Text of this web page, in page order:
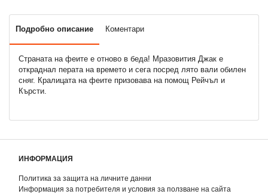
Подробно описание Коментари
Страната на феите е отново в беда! Мразовития Джак е
откраднал перата на времето и сега посред лято вали обилен
сняг. Кралицата на феите призовава на помощ Рейчъл и
Кърсти.
ИНФОРМАЦИЯ
Политика за защита на личните данни
Информация за потребителя и условия за ползване на сайта